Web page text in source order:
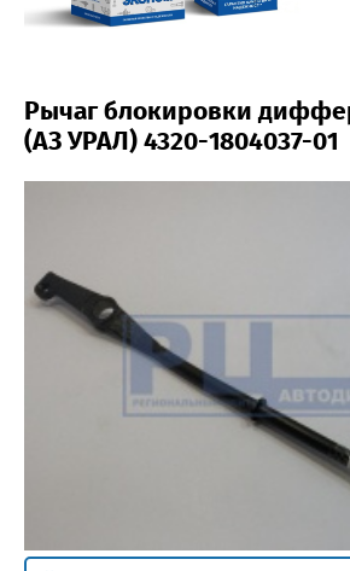
Рычаг блокировки
(АЗ УРАЛ) 4320-1804037-01